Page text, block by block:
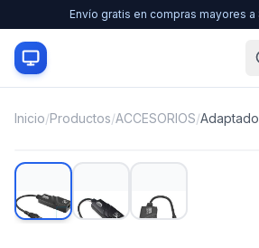
Envío gratis en compras mayores a
Inicio/Productos/ACCESORIOS/